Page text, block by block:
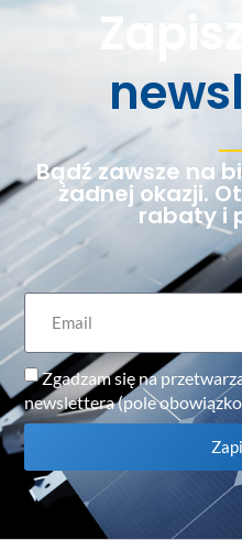
Bądź zawsze na
żadnej okazji.
rabaty i
Zgadzam się na
newslettera (pole